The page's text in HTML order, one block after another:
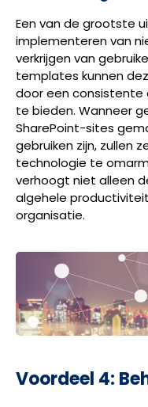
Een van de grootste
implementeren van
verkrijgen van
templates kunnen
door een consistente
te bieden. Wanneer
SharePoint-sites
gebruiken zijn, zullen
technologie te
verhoogt niet alleen
algehele
organisatie.
Voordeel 4: